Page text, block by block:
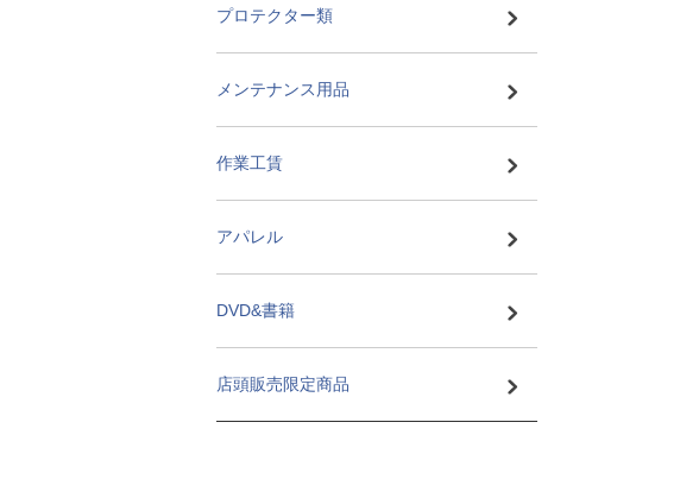
プロテクター類
メンテナンス用品
作業工賃
アパレル
DVD&書籍
店頭販売限定商品